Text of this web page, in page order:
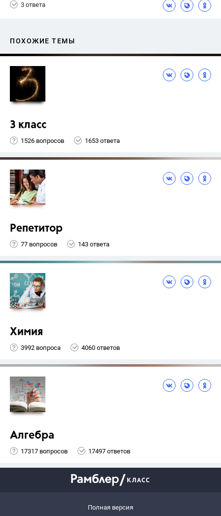
3 ответа
ПОХОЖИЕ ТЕМЫ
3 класс
1526 вопросов 1653 ответа
Репетитор
77 вопросов 143 ответа
Химия
3992 вопроса 4060 ответов
Алгебра
17317 вопросов 17497 ответов
Полная версия